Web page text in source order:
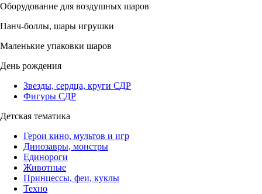
Оборудование для воздушных шаров
Панч-боллы, шары игрушки
Маленькие упаковки шаров
День рождения
Звезды, сердца, круги СДР
Фигуры СДР
Детская тематика
Герои кино, мультов и игр
Динозавры, монстры
Единороги
Животные
Принцессы, феи, куклы
Техно